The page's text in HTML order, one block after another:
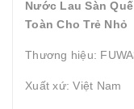
Nước Lau Sàn
Toàn Cho Trẻ Nhỏ
Thương hiệu:
Xuất xứ: Việt Nam